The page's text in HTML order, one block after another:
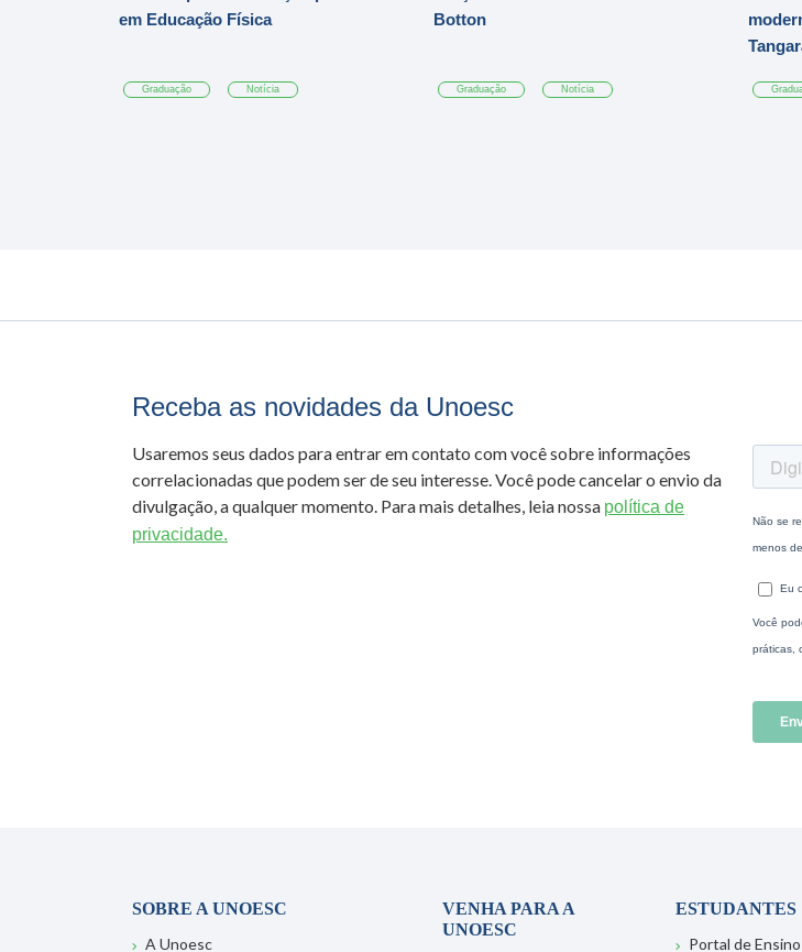
em Educação Física
Graduação Notícia
Botton
Graduação Notícia
Receba as novidades da Unoesc
Usaremos seus dados para entrar em contato com você sobre informações
correlacionadas que podem ser de seu interesse. Você pode cancelar o envio da
divulgação, a qualquer momento. Para mais detalhes, leia nossa política de
privacidade.
SOBRE A UNOESC
A Unoesc
VENHA PARA A
UNOESC
ESTUDANTES
Portal de Ensino